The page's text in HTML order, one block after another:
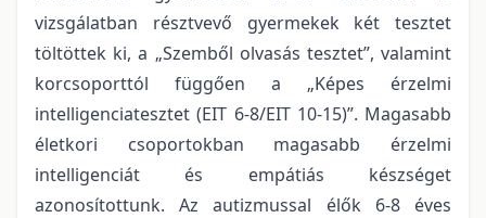
vizsgálatban résztvevő gyermekek két tesztet
töltöttek ki, a „Szemből olvasás tesztet”, valamint
korcsoporttól függően a „Képes érzelmi
intelligenciatesztet (EIT 6-8/EIT 10-15)”. Magasabb
életkori csoportokban magasabb érzelmi
intelligenciát és empátiás készséget
azonosítottunk. Az autizmussal élők 6-8 éves